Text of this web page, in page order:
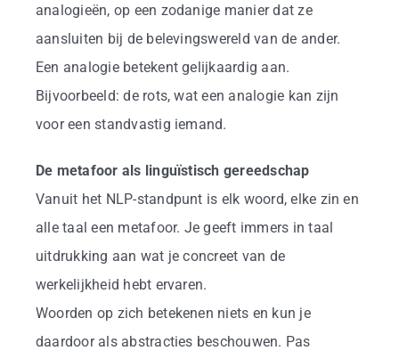
analogieën, op een zodanige manier dat ze
aansluiten bij de belevingswereld van de ander.
Een analogie betekent gelijkaardig aan.
Bijvoorbeeld: de rots, wat een analogie kan zijn
voor een standvastig iemand.
De metafoor als linguïstisch gereedschap
Vanuit het NLP-standpunt is elk woord, elke zin en
alle taal een metafoor. Je geeft immers in taal
uitdrukking aan wat je concreet van de
werkelijkheid hebt ervaren.
Woorden op zich betekenen niets en kun je
daardoor als abstracties beschouwen. Pas